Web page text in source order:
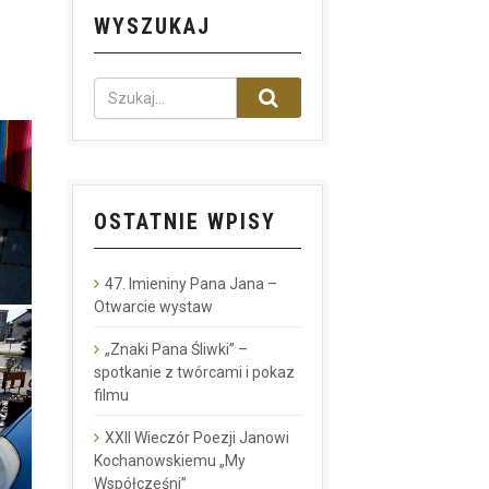
WYSZUKAJ
OSTATNIE WPISY
47. Imieniny Pana Jana –
Otwarcie wystaw
„Znaki Pana Śliwki” –
spotkanie z twórcami i pokaz
filmu
XXII Wieczór Poezji Janowi
Kochanowskiemu „My
Współcześni”